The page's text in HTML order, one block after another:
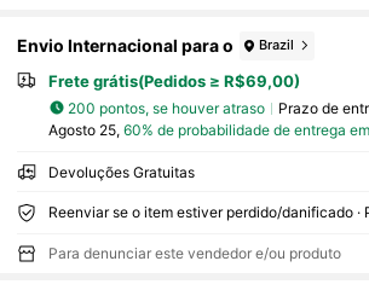
Envio Internacional para o Brazil
Frete grátis(Pedidos ≥ R$69,00)
200 pontos, se houver atraso Prazo de
Agosto 25, 60% de probabilidade de entrega
Devoluções Gratuitas
Para denunciar este vendedor e/ou produto